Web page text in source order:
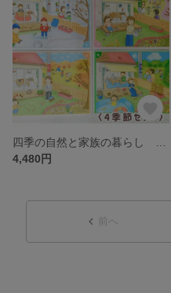
4,480円
前へ